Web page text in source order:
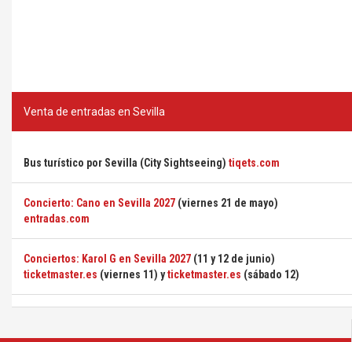
Venta de entradas en Sevilla
Bus turístico por Sevilla (City Sightseeing) tiqets.com
Concierto: Cano en Sevilla 2027 (viernes 21 de mayo)
entradas.com
Conciertos: Karol G en Sevilla 2027 (11 y 12 de junio)
ticketmaster.es (viernes 11) yticketmaster.es (sábado 12)